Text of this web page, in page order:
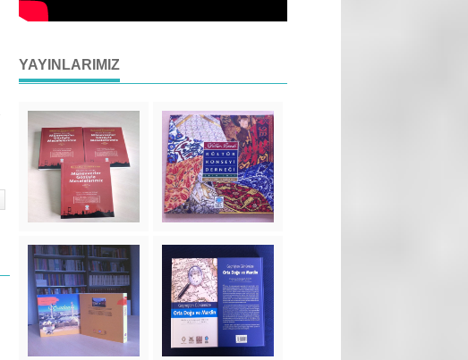
YAYINLARIMIZ